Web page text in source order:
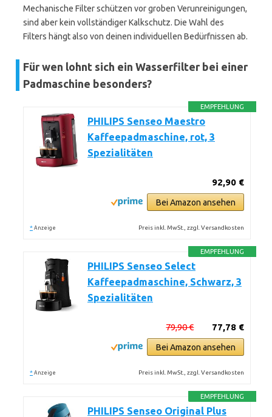
Mechanische Filter schützen vor groben Verunreinigungen,
sind aber kein vollständiger Kalkschutz. Die Wahl des
Filters hängt also von deinen individuellen Bedürfnissen ab.
Für wen lohnt sich ein Wasserfilter bei einer
Padmaschine besonders?
EMPFEHLUNG
PHILIPS Senseo Maestro
Kaffeepadmaschine, rot, 3
Spezialitäten
92,90 €
Bei Amazon ansehen
* Anzeige Preis inkl. MwSt., zzgl. Versandkosten
EMPFEHLUNG
PHILIPS Senseo Select
Kaffeepadmaschine, Schwarz, 3
Spezialitäten
77,78 €
79,90 €
Bei Amazon ansehen
* Anzeige Preis inkl. MwSt., zzgl. Versandkosten
EMPFEHLUNG
PHILIPS Senseo Original Plus